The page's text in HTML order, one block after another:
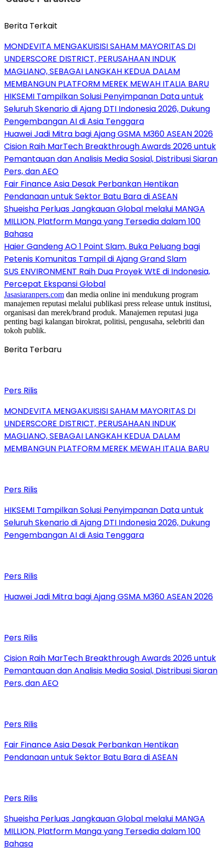
Berita Terkait
MONDEVITA MENGAKUISISI SAHAM MAYORITAS DI
UNDERSCORE DISTRICT, PERUSAHAAN INDUK
MAGLIANO, SEBAGAI LANGKAH KEDUA DALAM
MEMBANGUN PLATFORM MEREK MEWAH ITALIA BARU
HIKSEMI Tampilkan Solusi Penyimpanan Data untuk
Seluruh Skenario di Ajang DTI Indonesia 2026, Dukung
Pengembangan AI di Asia Tenggara
Huawei Jadi Mitra bagi Ajang GSMA M360 ASEAN 2026
Cision Raih MarTech Breakthrough Awards 2026 untuk
Pemantauan dan Analisis Media Sosial, Distribusi Siaran
Pers, dan AEO
Fair Finance Asia Desak Perbankan Hentikan
Pendanaan untuk Sektor Batu Bara di ASEAN
Shueisha Perluas Jangkauan Global melalui MANGA
MILLION, Platform Manga yang Tersedia dalam 100
Bahasa
Haier Gandeng AO 1 Point Slam, Buka Peluang bagi
Petenis Komunitas Tampil di Ajang Grand Slam
SUS ENVIRONMENT Raih Dua Proyek WtE di Indonesia,
Percepat Ekspansi Global
Jasasiaranpers.com dan media online ini mendukung program
manajemen reputasi melalui publikasi press release untuk institusi,
organisasi dan merek/brand produk. Manajemen reputasi juga
penting bagi kalangan birokrat, politisi, pengusaha, selebriti dan
tokoh publik.
Berita Terbaru
Pers Rilis
MONDEVITA MENGAKUISISI SAHAM MAYORITAS DI
UNDERSCORE DISTRICT, PERUSAHAAN INDUK
MAGLIANO, SEBAGAI LANGKAH KEDUA DALAM
MEMBANGUN PLATFORM MEREK MEWAH ITALIA BARU
Pers Rilis
HIKSEMI Tampilkan Solusi Penyimpanan Data untuk
Seluruh Skenario di Ajang DTI Indonesia 2026, Dukung
Pengembangan AI di Asia Tenggara
Pers Rilis
Huawei Jadi Mitra bagi Ajang GSMA M360 ASEAN 2026
Pers Rilis
Cision Raih MarTech Breakthrough Awards 2026 untuk
Pemantauan dan Analisis Media Sosial, Distribusi Siaran
Pers, dan AEO
Pers Rilis
Fair Finance Asia Desak Perbankan Hentikan
Pendanaan untuk Sektor Batu Bara di ASEAN
Pers Rilis
Shueisha Perluas Jangkauan Global melalui MANGA
MILLION, Platform Manga yang Tersedia dalam 100
Bahasa